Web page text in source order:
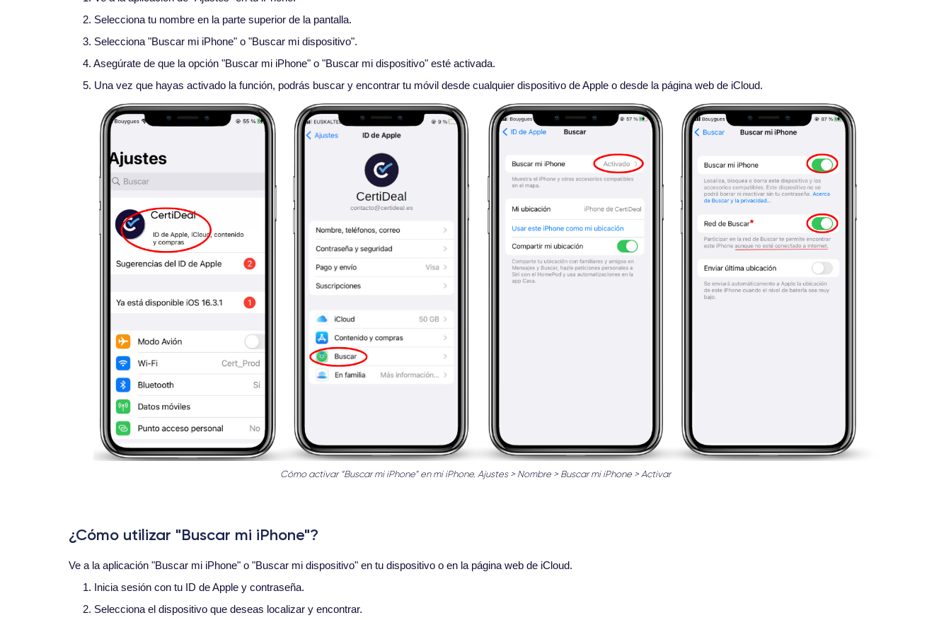
2. Selecciona tu nombre en la parte superior de la pantalla.
3. Selecciona "Buscar mi iPhone" o "Buscar mi dispositivo".
4. Asegúrate de que la opción "Buscar mi iPhone" o "Buscar mi dispositivo" esté activada.
5. Una vez que hayas activado la función, podrás buscar y encontrar tu móvil desde cualquier dispositivo de Apple o desde la página web de iCloud.
Cómo activar “Buscar mi iPhone” en mi iPhone. Ajustes > Nombre > Buscar mi iPhone > Activar
¿Cómo utilizar "Buscar mi iPhone"?
Ve a la aplicación "Buscar mi iPhone" o "Buscar mi dispositivo" en tu dispositivo o en la página web de iCloud.
1. Inicia sesión con tu ID de Apple y contraseña.
2. Selecciona el dispositivo que deseas localizar y encontrar.